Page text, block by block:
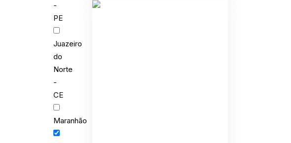
-
PE
Juazeiro
do
Norte
-
CE
Maranhão